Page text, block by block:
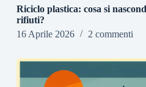
Riciclo plastica: cosa si
rifiuti?
16 Aprile 2026
2 commenti